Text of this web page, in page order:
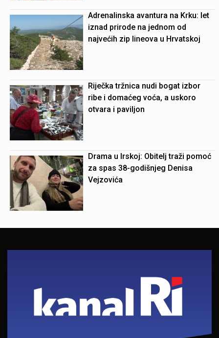
Adrenalinska avantura na Krku: let
iznad prirode na jednom od
najvećih zip lineova u Hrvatskoj
Riječka tržnica nudi bogat izbor
ribe i domaćeg voća, a uskoro
otvara i paviljon
Drama u Irskoj: Obitelj traži pomoć
za spas 38-godišnjeg Denisa
Vejzovića